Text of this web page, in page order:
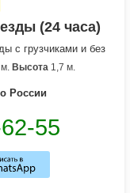
(24 часа)
с грузчиками и без
Высота 1,7 м.
России